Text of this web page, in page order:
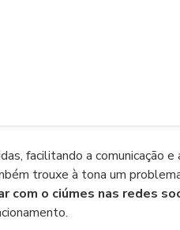
facilitando a comunicação e
trouxe à tona um
com o ciúmes nas redes